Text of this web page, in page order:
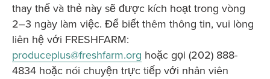
thay thế và thẻ này sẽ được kích hoạt trong vòng
2–3 ngày làm việc. Để biết thêm thông tin, vui lòng
liên hệ với FRESHFARM:
produceplus@freshfarm.org hoặc gọi (202) 888-
4834 hoặc nói chuyện trực tiếp với nhân viên